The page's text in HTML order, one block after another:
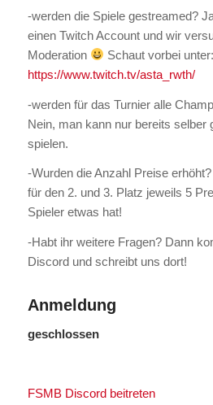
-werden die Spiele gestreamed?
einen Twitch Account und wir
Moderation
Schaut vorbei unter:
https://www.twitch.tv/asta_rwth/
-werden für das Turnier alle
Nein, man kann nur bereits selber
spielen.
-Wurden die Anzahl Preise
für den 2. und 3. Platz jeweils 5
Spieler etwas hat!
-Habt ihr weitere Fragen? Dann
Discord und schreibt uns dort!
Anmeldung
geschlossen
FSMB Discord beitreten